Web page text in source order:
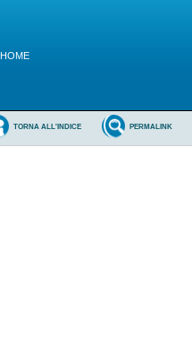
HOME
PERMALINK
TORNA ALL'INDICE